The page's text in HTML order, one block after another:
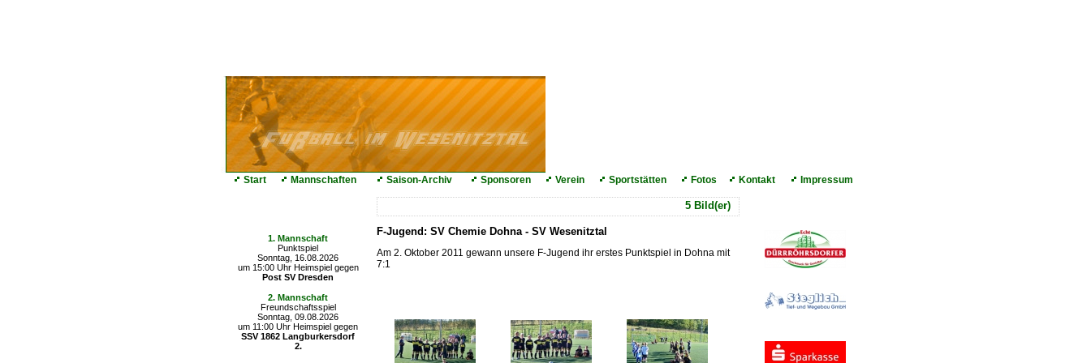
Start Mannschaften Saison-Archiv Sponsoren Verein Sportstätten Fotos Kontakt Impressum
1. Mannschaft
Punktspiel
Sonntag, 16.08.2026
um 15:00 Uhr Heimspiel gegen
Post SV Dresden
2. Mannschaft
Freundschaftsspiel
Sonntag, 09.08.2026
um 11:00 Uhr Heimspiel gegen
SSV 1862 Langburkersdorf
2.
5 Bild(er)
F-Jugend: SV Chemie Dohna - SV Wesenitztal
Am 2. Oktober 2011 gewann unsere F-Jugend ihr erstes Punktspiel in Dohna mit
7:1